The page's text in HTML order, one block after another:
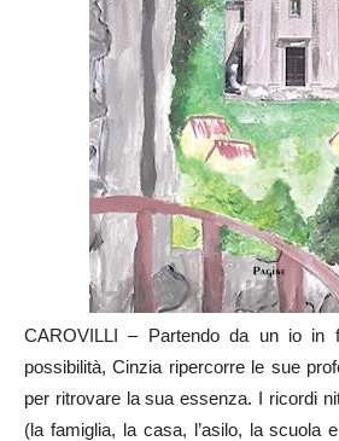
CAROVILLI – Partendo da un io in
possibilità, Cinzia ripercorre le sue
per ritrovare la sua essenza. I ricordi
(la famiglia, la casa, l’asilo, la scuola